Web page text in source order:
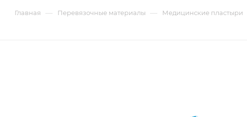
Главная — Перевязочные материалы — Медицинские пластыри